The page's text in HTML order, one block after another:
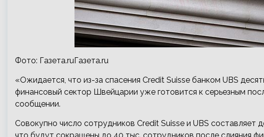
Фото: Газета.ruГазета.ru
«Ожидается, что из-за спасения Credit Suisse банком UBS
финансовый сектор Швейцарии уже готовится к серьезным
сообщении.
Совокупно число сотрудников Credit Suisse и UBS составляет